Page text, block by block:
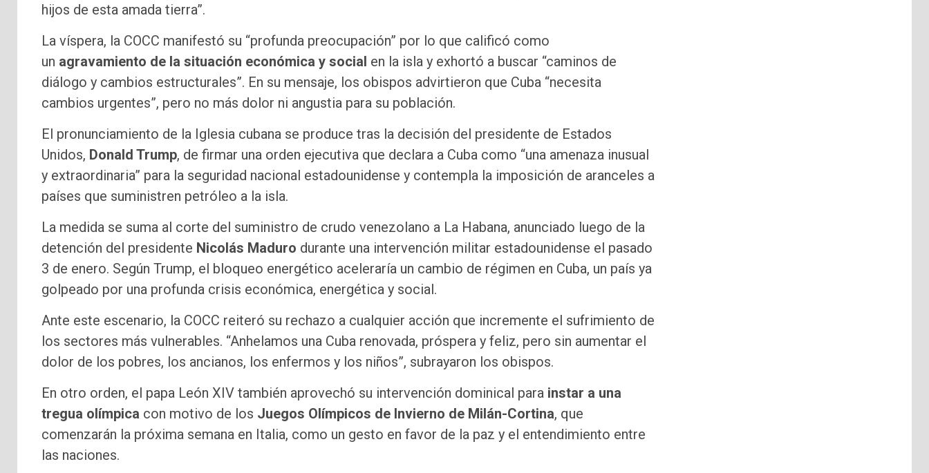
hijos de esta amada tierra”.
La víspera, la COCC manifestó su “profunda preocupación” por lo que calificó como
un agravamiento de la situación económica y social en la isla y exhortó a buscar “caminos de
diálogo y cambios estructurales”. En su mensaje, los obispos advirtieron que Cuba “necesita
cambios urgentes”, pero no más dolor ni angustia para su población.
El pronunciamiento de la Iglesia cubana se produce tras la decisión del presidente de Estados
Unidos, Donald Trump, de firmar una orden ejecutiva que declara a Cuba como “una amenaza inusual
y extraordinaria” para la seguridad nacional estadounidense y contempla la imposición de aranceles a
países que suministren petróleo a la isla.
La medida se suma al corte del suministro de crudo venezolano a La Habana, anunciado luego de la
detención del presidente Nicolás Maduro durante una intervención militar estadounidense el pasado
3 de enero. Según Trump, el bloqueo energético aceleraría un cambio de régimen en Cuba, un país ya
golpeado por una profunda crisis económica, energética y social.
Ante este escenario, la COCC reiteró su rechazo a cualquier acción que incremente el sufrimiento de
los sectores más vulnerables. “Anhelamos una Cuba renovada, próspera y feliz, pero sin aumentar el
dolor de los pobres, los ancianos, los enfermos y los niños”, subrayaron los obispos.
En otro orden, el papa León XIV también aprovechó su intervención dominical para instar a una
tregua olímpica con motivo de los Juegos Olímpicos de Invierno de Milán-Cortina, que
comenzarán la próxima semana en Italia, como un gesto en favor de la paz y el entendimiento entre
las naciones.